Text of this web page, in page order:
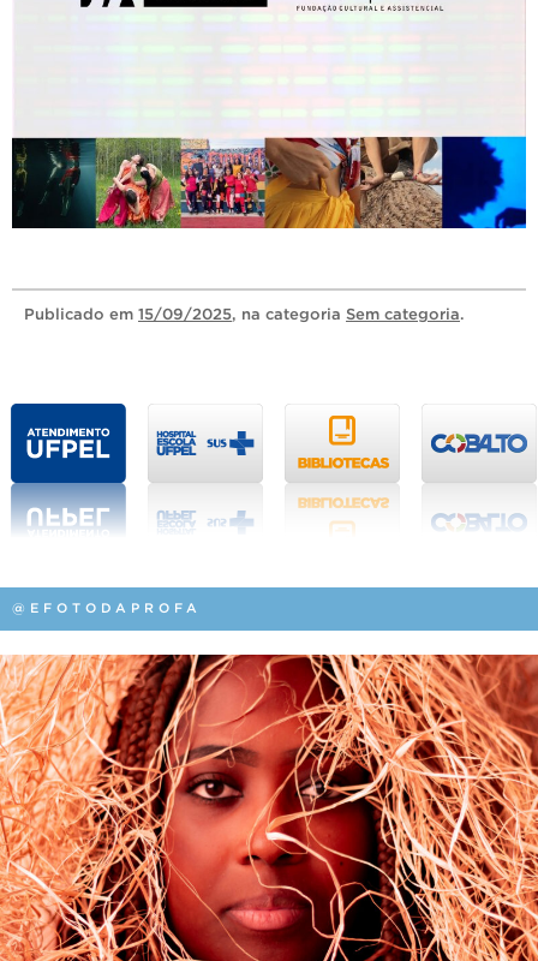
Publicado em 15/09/2025, na categoria Sem categoria.
@EFOTODAPROFA